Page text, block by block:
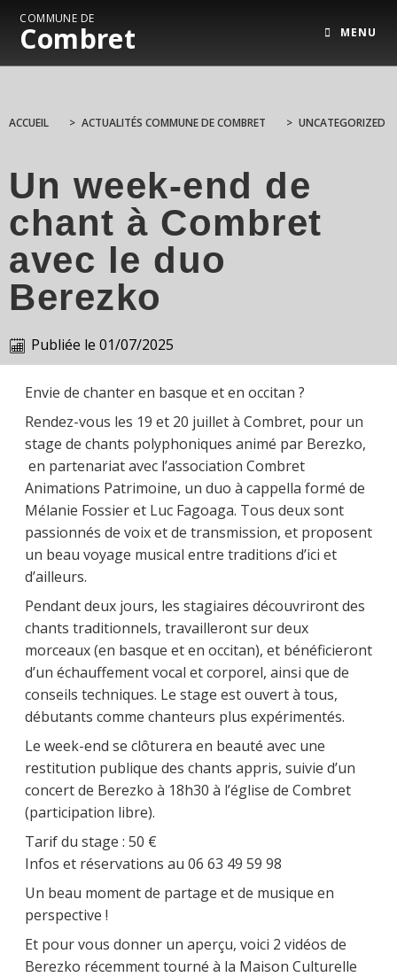
COMMUNE DE
Combret MENU
ACCUEIL > ACTUALITÉS COMMUNE DE COMBRET > UNCATEGORIZED
Un week-end de
chant à Combret
avec le duo
Berezko
Publiée le 01/07/2025
Envie de chanter en basque et en occitan ?
Rendez-vous les 19 et 20 juillet à Combret, pour un
stage de chants polyphoniques animé par Berezko,
en partenariat avec l’association Combret
Animations Patrimoine, un duo à cappella formé de
Mélanie Fossier et Luc Fagoaga. Tous deux sont
passionnés de voix et de transmission, et proposent
un beau voyage musical entre traditions d’ici et
d’ailleurs.
Pendant deux jours, les stagiaires découvriront des
chants traditionnels, travailleront sur deux
morceaux (en basque et en occitan), et bénéficieront
d’un échauffement vocal et corporel, ainsi que de
conseils techniques. Le stage est ouvert à tous,
débutants comme chanteurs plus expérimentés.
Le week-end se clôturera en beauté avec une
restitution publique des chants appris, suivie d’un
concert de Berezko à 18h30 à l’église de Combret
(participation libre).
Tarif du stage : 50 €
Infos et réservations au 06 63 49 59 98
Un beau moment de partage et de musique en
perspective !
Et pour vous donner un aperçu, voici 2 vidéos de
Berezko récemment tourné à la Maison Culturelle